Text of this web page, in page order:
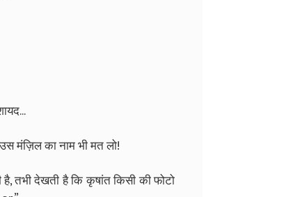
मंज़िल का नाम भी मत लो!
तभी देखती है कि कृषांत किसी की फोटो